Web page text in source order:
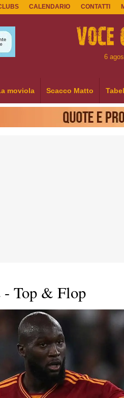
CALENDARIO CONTATTI
6
moviola Scacco Matto
Top & Flop